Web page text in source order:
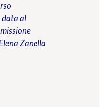
data al
Zanella